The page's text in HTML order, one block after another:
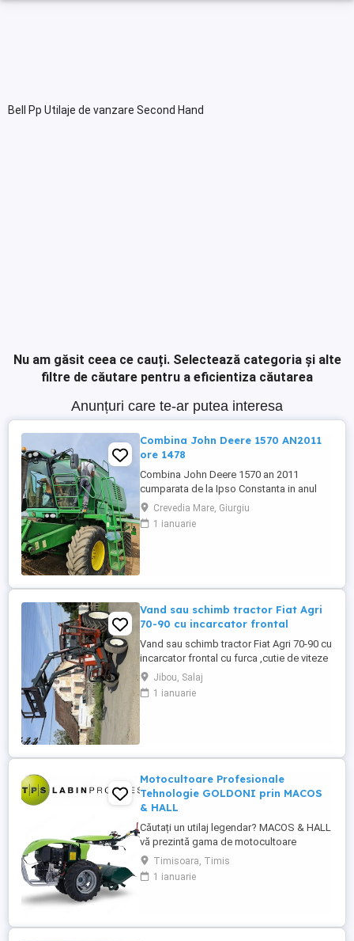
Bell Pp Utilaje de vanzare Second Hand
Nu am găsit ceea ce cauți. Selectează categoria și alte
filtre de căutare pentru a eficientiza căutarea
Anunțuri care te-ar putea interesa
Combina John Deere 1570 AN2011
ore 1478
Combina John Deere 1570 an 2011
cumparata de la Ipso Constanta in anul
2022 Combina se vinde cu Heder +
Carucior transport + tavite floarea soarelui
pentru mai multe detalii va rog sa sunati la
Crevedia Mare, Giurgiu
1 ianuarie
Vand sau schimb tractor Fiat Agri
70-90 cu incarcator frontal
Vand sau schimb tractor Fiat Agri 70-90 cu
incarcator frontal cu furca ,cutie de viteze
mecanica cu inversor ,70 cai, priza cu 2
turații 540si 1000, pornire usoara la cheie,
cabina mare inchisa complet si incalzita si
Jibou, Salaj
1 ianuarie
Motocultoare Profesionale
Tehnologie GOLDONI prin MACOS
& HALL
Căutați un utilaj legendar? MACOS & HALL
vă prezintă gama de motocultoare
profesionale, construite pe platforma
istorică Goldoni Italia. Aceleași transmisii
indestructibile și fiabilitate care au
generație. 1. Super Special Green (12,5 ...
Timisoara, Timis
1 ianuarie